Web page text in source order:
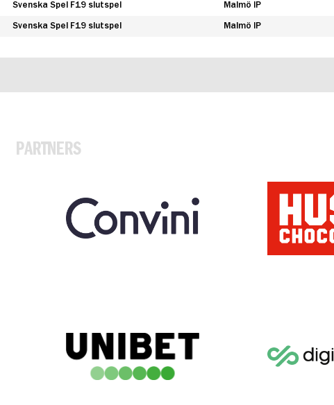
Svenska Spel F19 slutspel Malmö IP
Svenska Spel F19 slutspel Malmö IP
PARTNERS